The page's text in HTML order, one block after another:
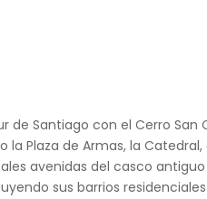
Santiago con el Cerro San
Plaza de Armas, la Catedral,
avenidas del casco
sus barrios